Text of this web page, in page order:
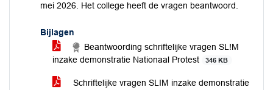
mei 2026. Het college heeft de vragen beantwoord.
Bijlagen
Beantwoording schriftelijke vragen SL!M
inzake demonstratie Nationaal Protest
346 KB
Schriftelijke vragen SLIM inzake demonstratie